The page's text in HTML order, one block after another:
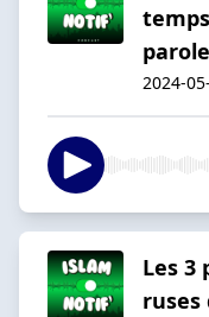
2024-
Les 3
ruses